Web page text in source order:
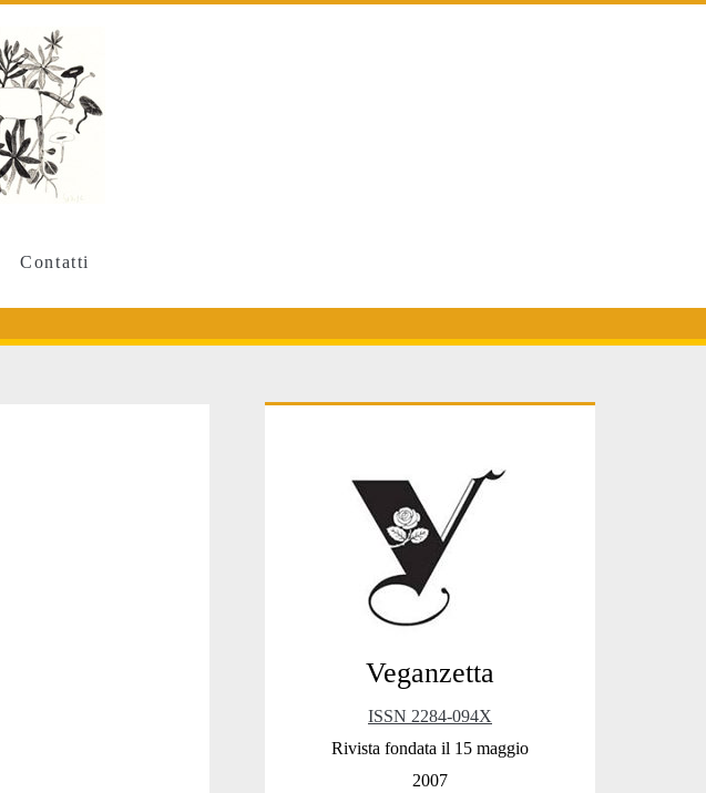
Contatti
Sidebar
Veganzetta
ISSN 2284-094X
Rivista fondata il 15 maggio
2007